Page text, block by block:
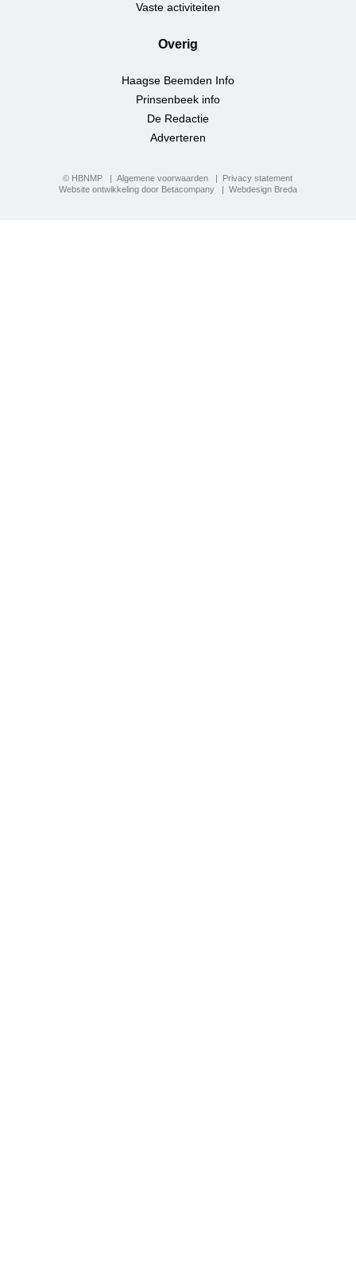
Vaste activiteiten
Overig
Haagse Beemden Info
Prinsenbeek info
De Redactie
Adverteren
© HBNMP Algemene voorwaarden
Privacy statement
Website ontwikkeling door Betacompany
Webdesign Breda